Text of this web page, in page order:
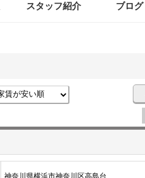
スタッフ紹介 ブログ
神奈川県横浜市神奈川区高島台